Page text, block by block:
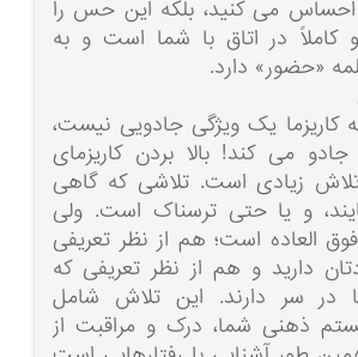
احساس می کنید، بلکه این حس را
کاملاً در اتاق با شما است و به
«حضور» دارد.
کاریزما یک ویژگی جادویی نیست،
می کند! بالا بردن کاریزمای
تلاش زیادی است. تلاشی که گاهی
و یا حتی ترسناک است. ولی
العاده است؛ هم از نظر تعریفی
دارید و هم از نظر تعریفی که
در سر دارند. این تلاش شامل
ذهنی شما، درک و مراقبت از